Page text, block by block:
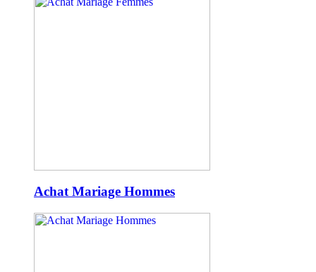
Achat Mariage Hommes